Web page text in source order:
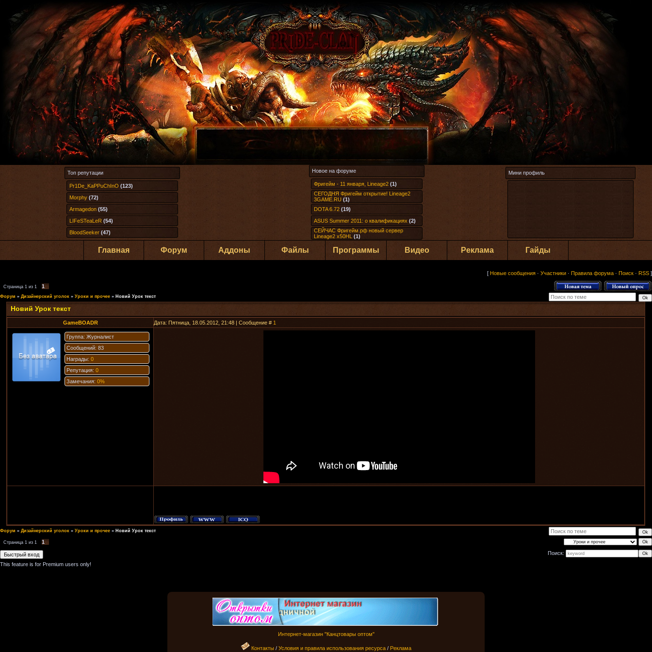
Топ репутации
Pr1De_KaPPuChInO (123)
Morphy (72)
Armagedon (55)
LIFeSTeaLeR (54)
BloodSeeker (47)
Новое на форуме
Фригейм - 11 января, Lineage2 (1)
СЕГОДНЯ Фригейм открытие! Lineage2
3GAME.RU (1)
DOTA 6.72 (19)
ASUS Summer 2011: о квалификациях (2)
СЕЙЧАС Фригейм.рф новый сервер
Lineage2 x50HL (1)
Мини профиль
Главная Форум Аддоны Файлы Программы Видео Реклама Гайды
[ Новые сообщения · Участники · Правила форума · Поиск · RSS ]
Страница 1 из 1 1
Форум » Дизайнерский уголок » Уроки и прочее » Новий Урок текст
Новий Урок текст
GameBOADR Дата: Пятница, 18.05.2012, 21:48 | Сообщение # 1
Группа: Журналист
Сообщений: 83
Награды:0
Репутация:0
Замечания:0%
Форум » Дизайнерский уголок » Уроки и прочее » Новий Урок текст
Страница 1 из 1
1
Поиск:
This feature is for Premium users only!
Интернет-магазин "Канцтовары оптом"
Контакты / Условия и правила использования ресурса / Реклама